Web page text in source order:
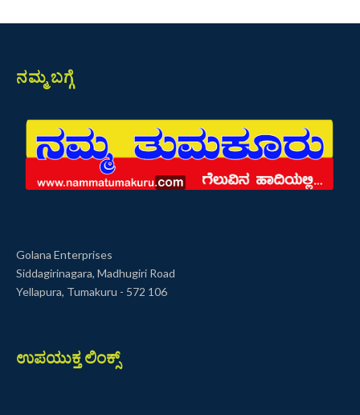
ನಮ್ಮ ಬಗ್ಗೆ
Golana Enterprises
Siddagirinagara, Madhugiri Road
Yellapura, Tumakuru - 572 106
ಉಪಯುಕ್ತ ಲಿಂಕ್ಸ್